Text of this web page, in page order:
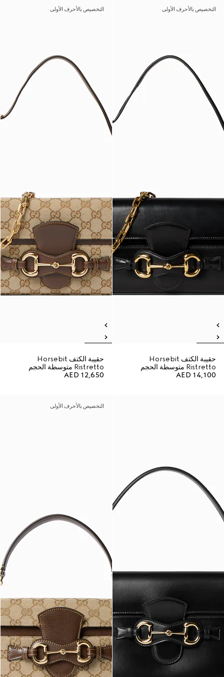
التخصيص بالأحرف الأولى
حقيبة الكتف Horsebit
Ristretto متوسطة الحجم
AED 14,100
التخصيص بالأحرف الأولى
حقيبة الكتف Horsebit
Ristretto متوسطة الحجم
AED 12,650
التخصيص بالأحرف الأولى